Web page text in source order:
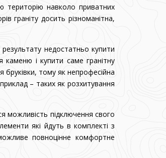
територію навколо приватних
граніту досить різноманітна,
недостатньо купити
і купити саме гранітну
тому як непрофесійна
– таких як розхитування
можливість підключення свого
які йдуть в комплекті з
повноцінне комфортне